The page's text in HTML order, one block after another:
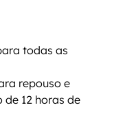
todas as
repouso e
12 horas de